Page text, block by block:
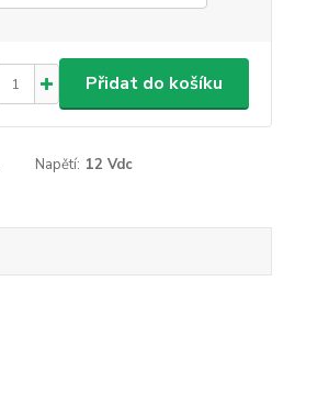
Přidat do košíku
Napětí: 12 Vdc